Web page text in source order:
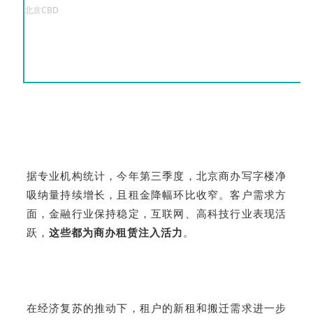
北京CBD
据专业机构统计，今年第三季度，北京商办写字楼净
吸纳量持续增长，且租金降幅环比收窄。客户需求方
面，金融行业保持稳定，互联网、高科技行业表现活
跃， 这些都为商办租赁注入活力。
在经济复苏的推动下，租户的新租和搬迁需求进一步